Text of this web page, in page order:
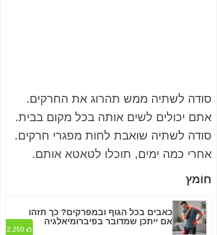
סודה לשתיה ממש תהרוג את החרקים.
אתם יכולים לשים אותה בכל מקום בבית.
סודה לשתיה שואבת לחות מפגרי חרקים.
אחרי כמה ימים, תוכלו לטאטא אותם.
חוֹמץ
כאבים בכל הגוף ובמפרקים? כך תזהו
אם ייתכן שמדובר בפיברומיאלגיה
2,250